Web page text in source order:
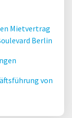
Mietvertrag
Berlin
von